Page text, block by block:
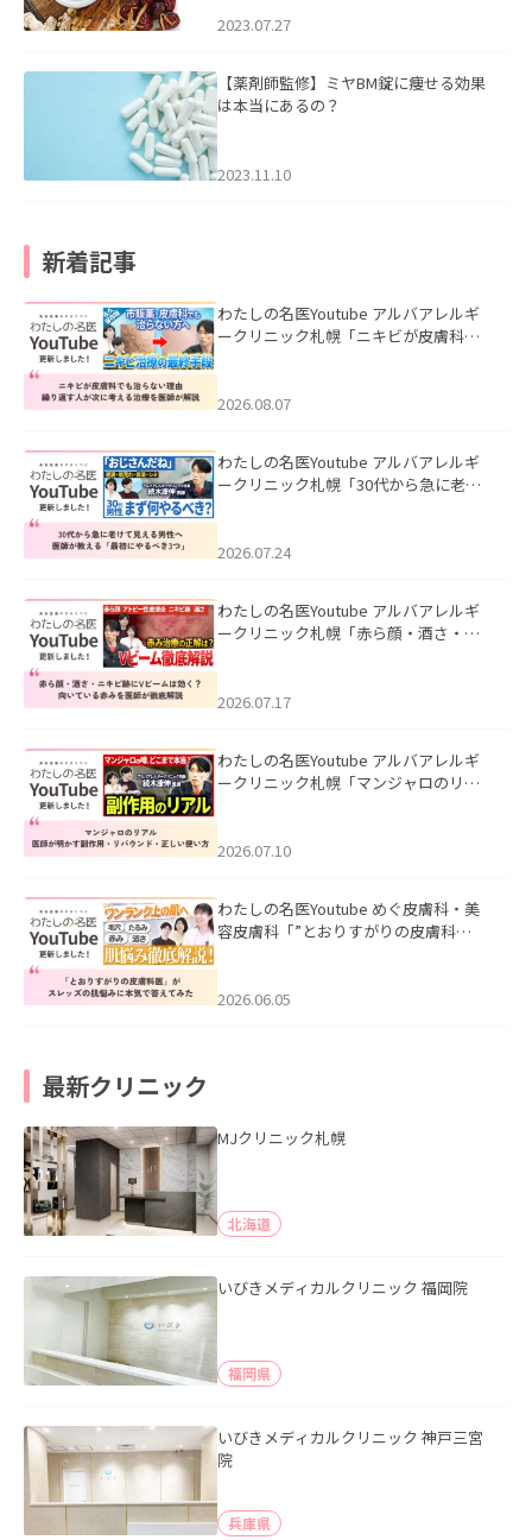
2023.07.27
【薬剤師監修】ミヤBM錠に痩せる効果
は本当にあるの？
2023.11.10
新着記事
わたしの名医Youtube アルバアレルギ
ークリニック札幌「ニキビが皮膚科で
ました。
2026.08.07
わたしの名医Youtube アルバアレルギ
ークリニック札幌「30代から急に老け
た。
2026.07.24
わたしの名医Youtube アルバアレルギ
ークリニック札幌「赤ら顔・酒さ・ニ
した。
2026.07.17
わたしの名医Youtube アルバアレルギ
ークリニック札幌「マンジャロのリア
た。
2026.07.10
わたしの名医Youtube めぐ皮膚科・美
容皮膚科「”とおりすがりの皮膚科
2026.06.05
最新クリニック
MJクリニック札幌
北海道
いびきメディカルクリニック 福岡院
福岡県
いびきメディカルクリニック 神戸三宮
院
兵庫県